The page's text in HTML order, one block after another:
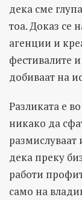
дека сме
тоа. Доказ се
агенции и
фестивалите
добиваат на
Разликата е
никако да
размислуваат
дека преку
работи
само на